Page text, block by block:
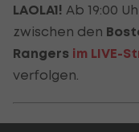
LAOLA1! Ab 19:00
zwischen den
Rangers im LIVE-
verfolgen.